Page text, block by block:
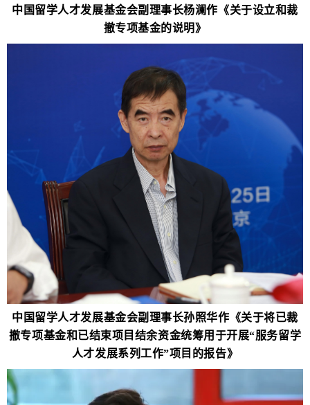
中国留学人才发展基金会副理事长杨澜作《关于设立和裁
撤专项基金的说明》
中国留学人才发展基金会副理事长孙照华作《关于将已裁
撤专项基金和已结束项目结余资金统筹用于开展“服务留学
人才发展系列工作”项目的报告》